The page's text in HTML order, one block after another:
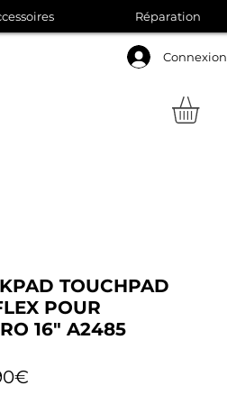
Connexion
Réparation
TOUCHPAD
POUR
16" A2485